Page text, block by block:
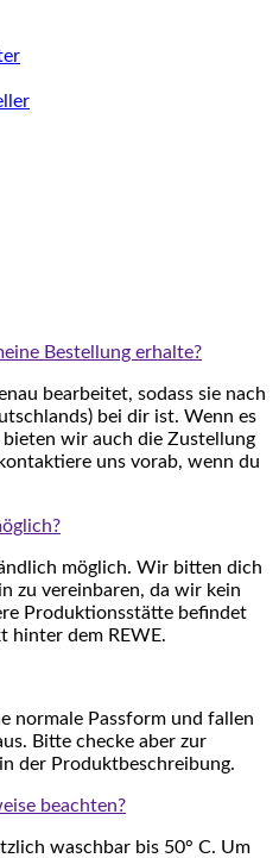
Bestellung erhalte?
bearbeitet, sodass sie nach
bei dir ist. Wenn es
bieten wir auch die Zustellung
uns vorab, wenn du
möglich. Wir bitten dich
zu vereinbaren, da wir kein
Produktionsstätte befindet
hinter dem REWE.
normale Passform und fallen
Bitte checke aber zur
der Produktbeschreibung.
beachten?
waschbar bis 50° C. Um